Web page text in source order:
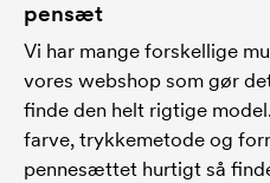
pensæt
Vi har mange forskellige
vores webshop som gør
finde den helt rigtige
farve, trykkemetode og
pennesættet hurtigt så